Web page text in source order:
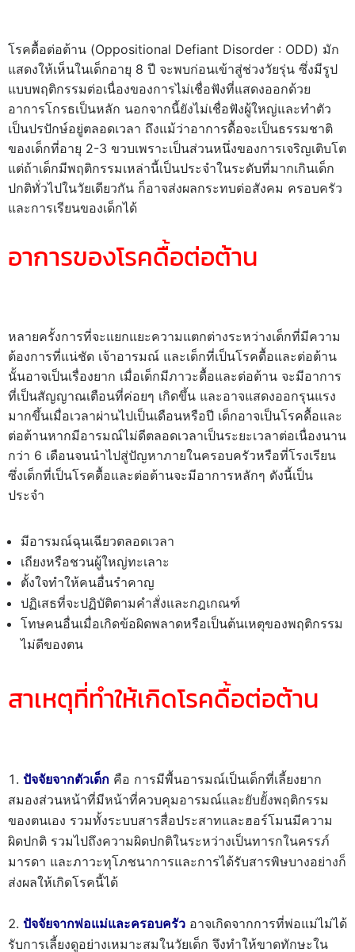
โรคดื้อต่อต้าน (Oppositional Defiant Disorder : ODD) มัก
แสดงให้เห็นในเด็กอายุ 8 ปี จะพบก่อนเข้าสู่ช่วงวัยรุ่น ซึ่งมีรูป
แบบพฤติกรรมต่อเนื่องของการไม่เชื่อฟังที่แสดงออกด้วย
อาการโกรธเป็นหลัก นอกจากนี้ยังไม่เชื่อฟังผู้ใหญ่และทำตัว
เป็นปรปักษ์อยู่ตลอดเวลา ถึงแม้ว่าอาการดื้อจะเป็นธรรมชาติ
ของเด็กที่อายุ 2-3 ขวบเพราะเป็นส่วนหนึ่งของการเจริญเติบโต
แต่ถ้าเด็กมีพฤติกรรมเหล่านี้เป็นประจำในระดับที่มากเกินเด็ก
ปกติทั่วไปในวัยเดียวกัน ก็อาจส่งผลกระทบต่อสังคม ครอบครัว
และการเรียนของเด็กได้
อาการของโรคดื้อต่อต้าน
หลายครั้งการที่จะแยกแยะความแตกต่างระหว่างเด็กที่มีความ
ต้องการที่แน่ชัด เจ้าอารมณ์ และเด็กที่เป็นโรคดื้อและต่อต้าน
นั้นอาจเป็นเรื่องยาก เมื่อเด็กมีภาวะดื้อและต่อต้าน จะมีอาการ
ที่เป็นสัญญาณเตือนที่ค่อยๆ เกิดขึ้น และอาจแสดงออกรุนแรง
มากขึ้นเมื่อเวลาผ่านไปเป็นเดือนหรือปี เด็กอาจเป็นโรคดื้อและ
ต่อต้านหากมีอารมณ์ไม่ดีตลอดเวลาเป็นระยะเวลาต่อเนื่องนาน
กว่า 6 เดือนจนนำไปสู่ปัญหาภายในครอบครัวหรือที่โรงเรียน
ซึ่งเด็กที่เป็นโรคดื้อและต่อต้านจะมีอาการหลักๆ ดังนี้เป็น
ประจำ
มีอารมณ์ฉุนเฉียวตลอดเวลา
เถียงหรือชวนผู้ใหญ่ทะเลาะ
ตั้งใจทำให้คนอื่นรำคาญ
ปฏิเสธที่จะปฏิบัติตามคำสั่งและกฎเกณฑ์
โทษคนอื่นเมื่อเกิดข้อผิดพลาดหรือเป็นต้นเหตุของพฤติกรรม
ไม่ดีของตน
สาเหตุที่ทำให้เกิดโรคดื้อต่อต้าน
ปัจจัยจากตัวเด็ก คือ การมีพื้นอารมณ์เป็นเด็กที่เลี้ยงยาก
สมองส่วนหน้าที่มีหน้าที่ควบคุมอารมณ์และยับยั้งพฤติกรรม
ของตนเอง รวมทั้งระบบสารสื่อประสาทและฮอร์โมนมีความ
ผิดปกติ รวมไปถึงความผิดปกติในระหว่างเป็นทารกในครรภ์
มารดา และภาวะทุโภชนาการและการได้รับสารพิษบางอย่างก็
ส่งผลให้เกิดโรคนี้ได้
ปัจจัยจากพ่อแม่และครอบครัว อาจเกิดจากการที่พ่อแม่ไม่ได้
รับการเลี้ยงดูอย่างเหมาะสมในวัยเด็ก จึงทำให้ขาดทักษะใน